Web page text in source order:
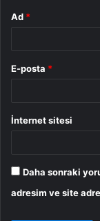
Ad *
E-posta *
İnternet sitesi
Daha sonraki
adresim ve site